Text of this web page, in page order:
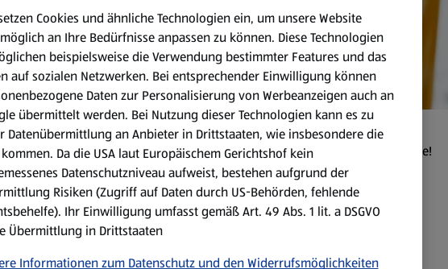
passt perfekt zu Käse oder ist eine tolle Sauce für Fleisch- und Grillgerichte!
min
Cookies und ähnliche Technologien ein, um unsere Website
an Ihre Bedürfnisse anpassen zu können. Diese Technologien
beispielsweise die Verwendung bestimmter Features und das
auf sozialen Netzwerken. Bei entsprechender Einwilligung können
Daten zur Personalisierung von Werbeanzeigen auch an
übermittelt werden. Bei Nutzung dieser Technologien kann es zu
Datenübermittlung an Anbieter in Drittstaaten, wie insbesondere die
kommen. Da die USA laut Europäischem Gerichtshof kein
Datenschutzniveau aufweist, bestehen aufgrund der
Risiken (Zugriff auf Daten durch US-Behörden, fehlende
Ihr Einwilligung umfasst gemäß Art. 49 Abs. 1 lit. a DSGVO
Übermittlung in Drittstaaten
Informationen zum Datenschutz und den Widerrufsmöglichkeiten